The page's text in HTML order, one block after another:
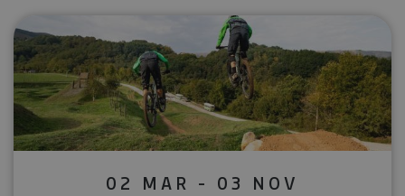
02 MAR - 03 NOV